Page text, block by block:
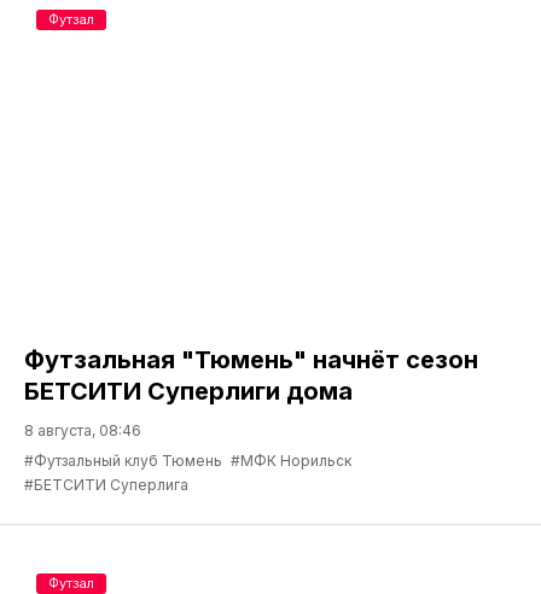
Футзальная "Тюмень" начнёт сезон
БЕТСИТИ Суперлиги дома
8 августа, 08:46
#Футзальный клуб Тюмень #МФК Норильск
#БЕТСИТИ Суперлига
Футзал
Футзал